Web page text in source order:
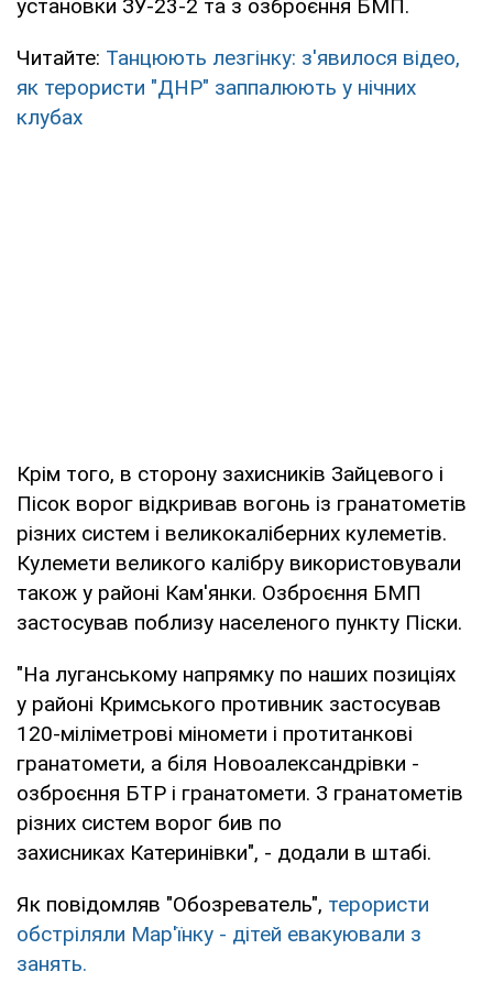
установки ЗУ-23-2 та з озброєння БМП.
Читайте: Танцюють лезгінку: з'явилося відео,
як терористи "ДНР" заппалюють у нічних
клубах
Крім того, в сторону захисників Зайцевого і
Пісок ворог відкривав вогонь із гранатометів
різних систем і великокаліберних кулеметів.
Кулемети великого калібру використовували
також у районі Кам'янки. Озброєння БМП
застосував поблизу населеного пункту Піски.
"На луганському напрямку по наших позиціях
у районі Кримського противник застосував
120-міліметрові міномети і протитанкові
гранатомети, а біля Новоалександрівки -
озброєння БТР і гранатомети. З гранатометів
різних систем ворог бив по
захисниках Катеринівки", - додали в штабі.
Як повідомляв "Обозреватель", терористи
обстріляли Мар'їнку - дітей евакуювали з
занять.